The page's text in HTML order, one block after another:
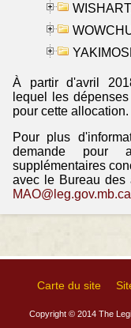
À partir d'avril
lequel les
pour cette allocation.
Pour plus
demande pour
supplémentaires
avec le Bureau des
MAO@leg.gov.mb.ca
Carte du site
Copyright © 2014 The